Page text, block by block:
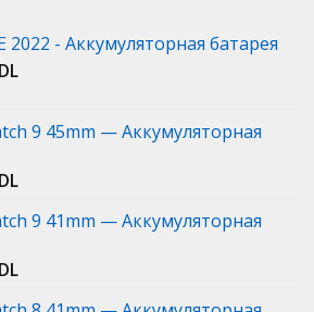
2022 - Аккумуляторная батарея
9 45mm — Аккумуляторная
9 41mm — Аккумуляторная